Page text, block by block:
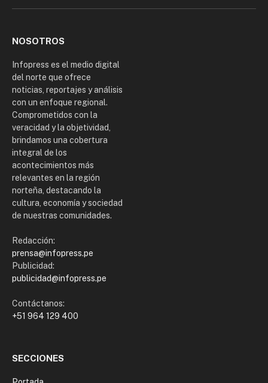
(Twitter)
NOSOTROS
Infopress es el medio digital
del norte que ofrece
noticias, reportajes y análisis
con un enfoque regional.
Comprometidos con la
veracidad y la objetividad,
brindamos una cobertura
integral de los
acontecimientos más
relevantes en la región
norteña, destacando la
cultura, economía y sociedad
de nuestras comunidades.
Redacción:
prensa@infopress.pe
Publicidad:
publicidad@infopress.pe
Contáctanos:
+51 964 129 400
SECCIONES